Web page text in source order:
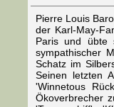
Pierre Louis
der Karl-May-
Paris und übte
sympathischer
Schatz im
Seinen letzten
'Winnetous
Ökoverbrecher